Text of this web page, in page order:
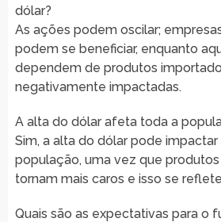
dólar?
As ações podem oscilar;
podem se beneficiar, enquanto
dependem de produtos
negativamente impactadas.
A alta do dólar afeta toda a
Sim, a alta do dólar pode
população, uma vez que
tornam mais caros e isso se
Quais são as expectativas para o